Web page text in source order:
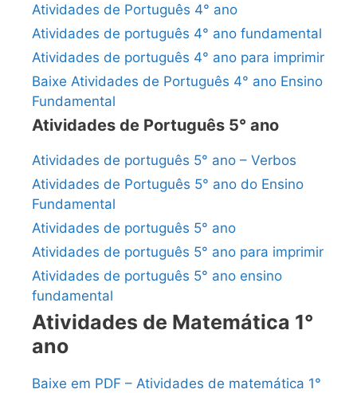
Atividades de Português 4° ano
Atividades de português 4° ano fundamental
Atividades de português 4° ano para imprimir
Baixe Atividades de Português 4° ano Ensino
Fundamental
Atividades de Português 5° ano
Atividades de português 5° ano – Verbos
Atividades de Português 5° ano do Ensino
Fundamental
Atividades de português 5° ano
Atividades de português 5° ano para imprimir
Atividades de português 5° ano ensino
fundamental
Atividades de Matemática 1°
ano
Baixe em PDF – Atividades de matemática 1°